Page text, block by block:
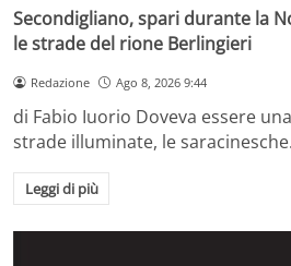
Secondigliano, spari durante la
le strade del rione Berlingieri
Redazione Ago 8, 2026 9:44
di Fabio Iuorio Doveva essere
strade illuminate, le
Leggi di più